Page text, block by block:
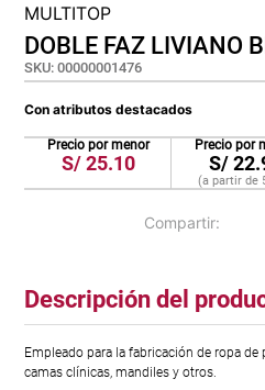
MULTITOP
DOBLE FAZ LIVIANO
SKU:00000001476
Con atributos destacados
Precio por menor
S/25.10
Precio por
S/
(a partir de
Descripción del
Empleado para la fabricación de ropa de
camas clínicas, mandiles y otros.